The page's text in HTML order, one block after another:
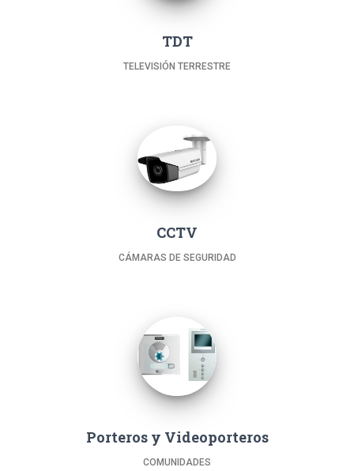
TDT
TELEVISIÓN TERRESTRE
CCTV
CÁMARAS DE SEGURIDAD
Porteros y Videoporteros
COMUNIDADES